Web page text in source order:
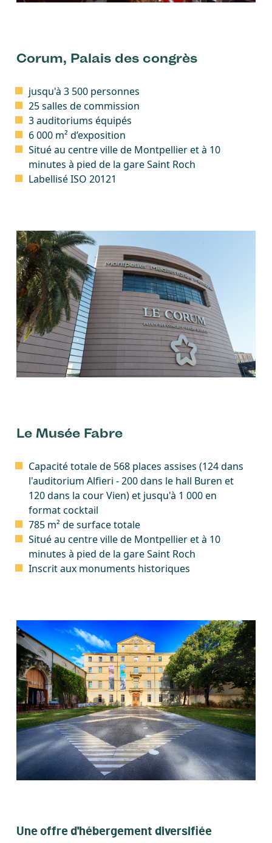
Corum, Palais des congrès
jusqu'à 3 500 personnes
25 salles de commission
3 auditoriums équipés
6 000 m² d’exposition
Situé au centre ville de Montpellier et à 10
minutes à pied de la gare Saint Roch
Labellisé ISO 20121
Image
Le Musée Fabre
Capacité totale de 568 places assises (124 dans
l'auditorium Alfieri - 200 dans le hall Buren et
120 dans la cour Vien) et jusqu'à 1 000 en
format cocktail
785 m² de surface totale
Situé au centre ville de Montpellier et à 10
minutes à pied de la gare Saint Roch
Inscrit aux monuments historiques
Image
Une offre d'hébergement diversifiée